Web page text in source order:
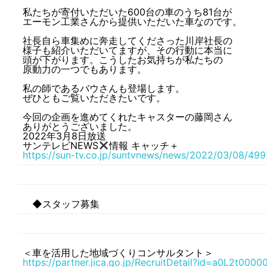
私たちが寄付いただいた600台の車のうち81台が
エーモン工業さんから提供いただいた車なのです。
社長自ら車集めに奔走してくださった川岸社長の
様子も紹介いただいてますが、その行動に本当に
頭が下がります。こうしたお気持ちが私たちの
原動力の一つでもあります。
私の師であるバウさんも登場します。
ぜひともご覧いただきたいです。
今回の企画を進めてくれたキャスターの藤岡さん
ありがとうございました。
2022年3月8日放送
サンテレビNEWS
情報 キャッチ＋
https://sun-tv.co.jp/suntvnews/news/2022/03/08/
◆スタッフ募集
＜車を活用した地域づくりコンサルタント＞
https://partner.jica.go.jp/